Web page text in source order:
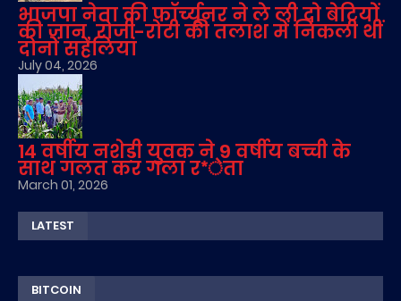
भाजपा नेता की फॉर्च्यूनर ने ले ली दो बेटियों
की जान, रोजी-रोटी की तलाश में निकली थीं
दोनों सहेलियां
July 04, 2026
14 वर्षीय नशेड़ी युवक ने 9 वर्षीय बच्ची के
साथ गलत कर गला र*ेता
March 01, 2026
LATEST
BITCOIN